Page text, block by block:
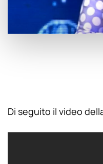
Di seguito il video